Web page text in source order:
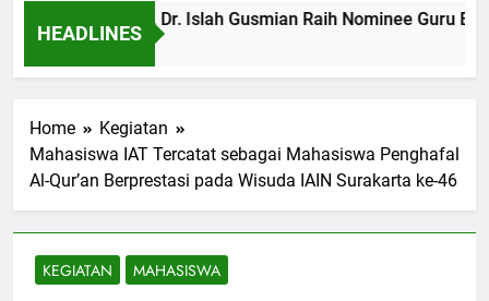
HEADLINES
Profil IAT: Prof. Dr. Islah Gusmian Raih Nominee Guru
8 Months Ago
Home
Kegiatan
Mahasiswa IAT Tercatat sebagai Mahasiswa Penghafal
Al-Qur’an Berprestasi pada Wisuda IAIN Surakarta ke-46
KEGIATAN MAHASISWA